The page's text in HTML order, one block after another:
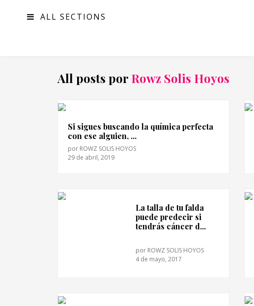
ALL SECTIONS
All posts por Rowz Solis Hoyos
Si sigues buscando la química perfecta
con ese alguien, ...
por ROWZ SOLIS HOYOS
29 de abril, 2019
La talla de tu falda
puede predecir si
tendrás cáncer d...
por ROWZ SOLIS HOYOS
4 de mayo, 2017